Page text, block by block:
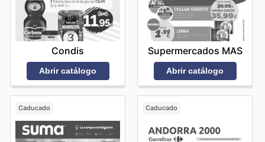
Condis
Abrir catálogo
Supermercados MAS
Abrir catálogo
Caducado Caducado